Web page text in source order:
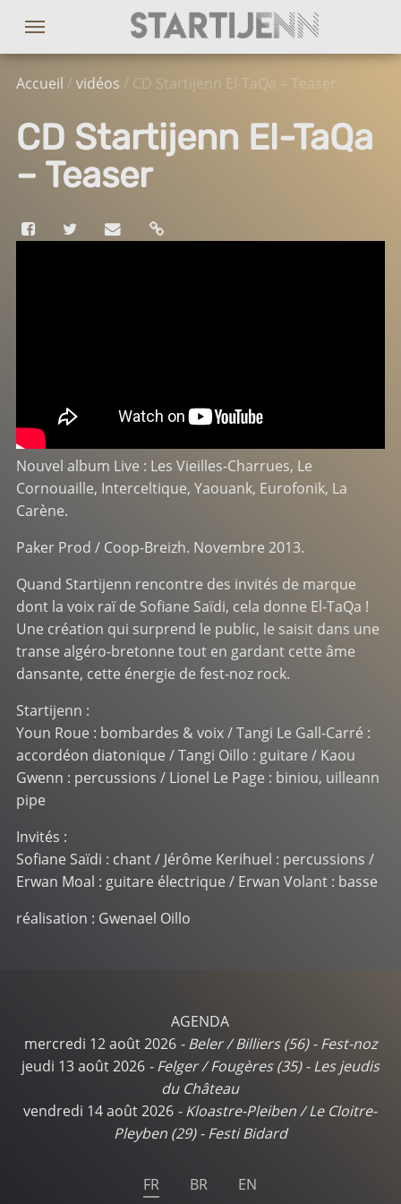
Accueil / vidéos / CD Startijenn El-TaQa – Teaser
CD Startijenn El-TaQa
– Teaser
Nouvel album Live : Les Vieilles-Charrues, Le
Cornouaille, Interceltique, Yaouank, Eurofonik, La
Carène.
Paker Prod / Coop-Breizh. Novembre 2013.
Quand Startijenn rencontre des invités de marque
dont la voix raï de Sofiane Saïdi, cela donne El-TaQa !
Une création qui surprend le public, le saisit dans une
transe algéro-bretonne tout en gardant cette âme
dansante, cette énergie de fest-noz rock.
Startijenn :
Youn Roue : bombardes & voix / Tangi Le Gall-Carré :
accordéon diatonique / Tangi Oillo : guitare / Kaou
Gwenn : percussions / Lionel Le Page : biniou, uilleann
pipe
Invités :
Sofiane Saïdi : chant / Jérôme Kerihuel : percussions /
Erwan Moal : guitare électrique / Erwan Volant : basse
réalisation : Gwenael Oillo
AGENDA
mercredi 12 août 2026 -Beler / Billiers (56) - Fest-noz
jeudi 13 août 2026 -Felger / Fougères (35) - Les jeudis
du Château
vendredi 14 août 2026 -Kloastre-Pleiben / Le Cloitre-
Pleyben (29) - Festi Bidard
FR BR EN